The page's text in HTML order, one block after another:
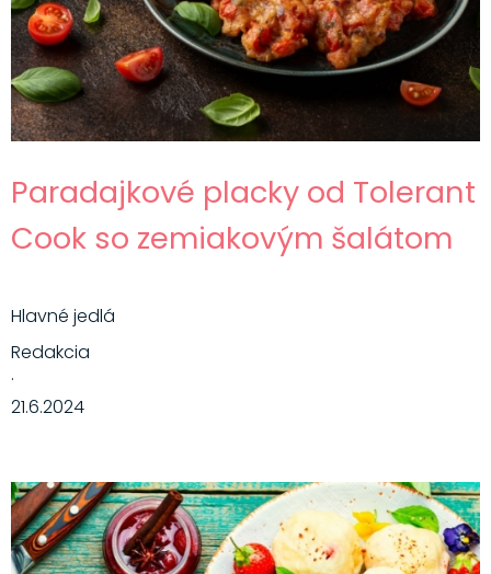
Paradajkové placky od Tolerant
Cook so zemiakovým šalátom
Hlavné jedlá
Redakcia
·
21.6.2024